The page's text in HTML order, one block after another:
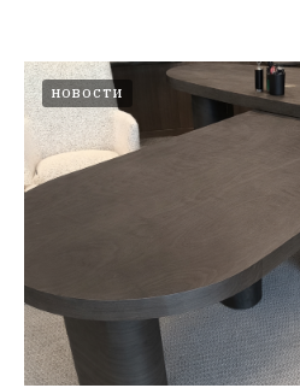
НОВОСТИ